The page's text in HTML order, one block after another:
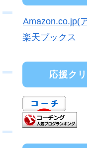
Amazon.co.jp(
楽天ブックス
応援ク